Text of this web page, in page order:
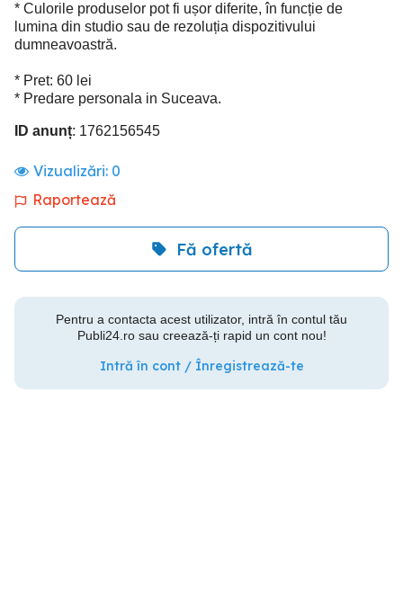
* Culorile produselor pot fi ușor diferite, în funcție de
lumina din studio sau de rezoluția dispozitivului
dumneavoastră.
* Pret: 60 lei
* Predare personala in Suceava.
ID anunț: 1762156545
Vizualizări: 0
Raportează
Fă ofertă
Pentru a contacta acest utilizator, intră în contul tău
Publi24.ro sau creează-ți rapid un cont nou!
Intră în cont / Înregistrează-te